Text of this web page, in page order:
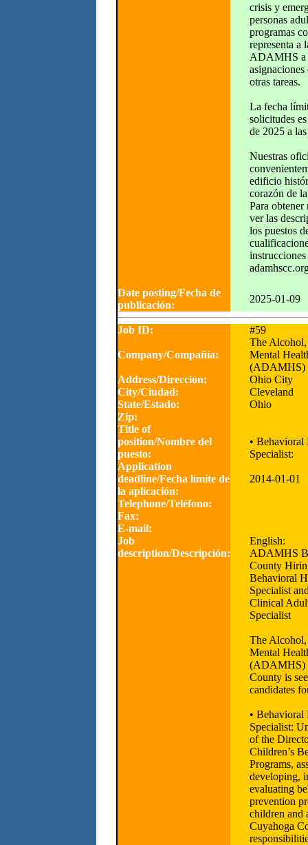
crisis y
personas
programas
representa a
ADAMHS a
asignaciones
otras tareas.
La fecha
solicitudes
de 2025 a
Nuestras
edificio
corazón de
Para
ver las
los puestos
Date posting/Fecha de
publicación:
2025-01-09
Job ID: #59
Company/Compañía:
The
Mental
(ADAMHS)
Address/Dirección:
Ohio City
City/Ciudad:
Cleveland
State/Estado:
Ohio
Zip:
Title of
position/Nombre del
puesto:
• Behavioral
Specialist:
Application
deadline/Fecha límite de
la aplicación:
2014-01-01
Telephone/Teléfono:
Fax:
E-mail:
Job
description/Descripción:
English:
ADAMHS
County
Behavioral
Specialist
Clinical
Specialist
The
Mental
(ADAMHS)
County is
candidates
• Behavioral
Specialist:
of the
Children’s
Programs,
developing,
evaluating
prevention
children and
Cuyahoga